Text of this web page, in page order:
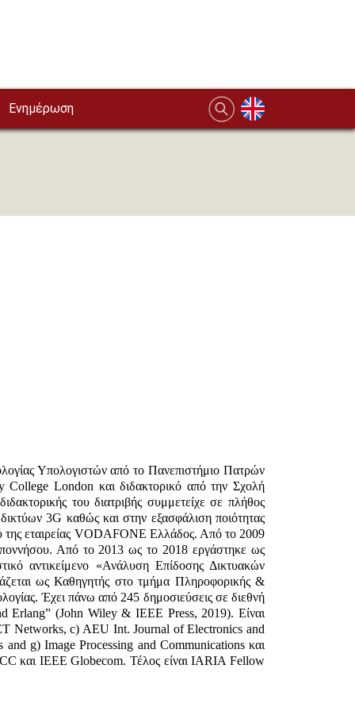
Ενημέρωση
Υπολογιστών από το Πανεπιστήμιο Πατρών
London και διδακτορικό από την Σχολή
του διατριβής συμμετείχε σε πλήθος
3G καθώς και στην εξασφάλιση ποιότητας
της εταιρείας VODAFONE Ελλάδος. Από το 2009
Από το 2013 ως το 2018 εργάστηκε ως
αντικείμενο «Ανάλυση Επίδοσης Δικτυακών
ως Καθηγητής στο τμήμα Πληροφορικής &
Έχει πάνω από 245 δημοσιεύσεις σε διεθνή
Erlang” (John Wiley & IEEE Press, 2019). Είναι
Networks, c) AEU Int. Journal of Electronics and
g) Image Processing and Communications και
και IEEE Globecom. Τέλος είναι IARIA Fellow